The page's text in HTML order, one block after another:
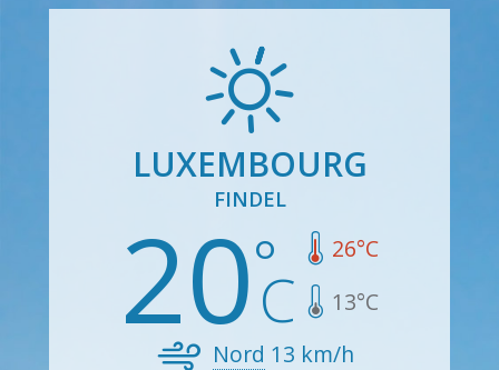
LUXEMBOURG
FINDEL
20 26°C
13°C
Nord 13 km/h